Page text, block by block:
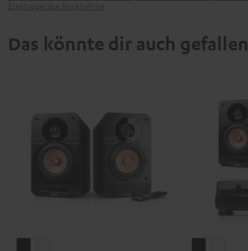
Das könnte dir auch gefallen